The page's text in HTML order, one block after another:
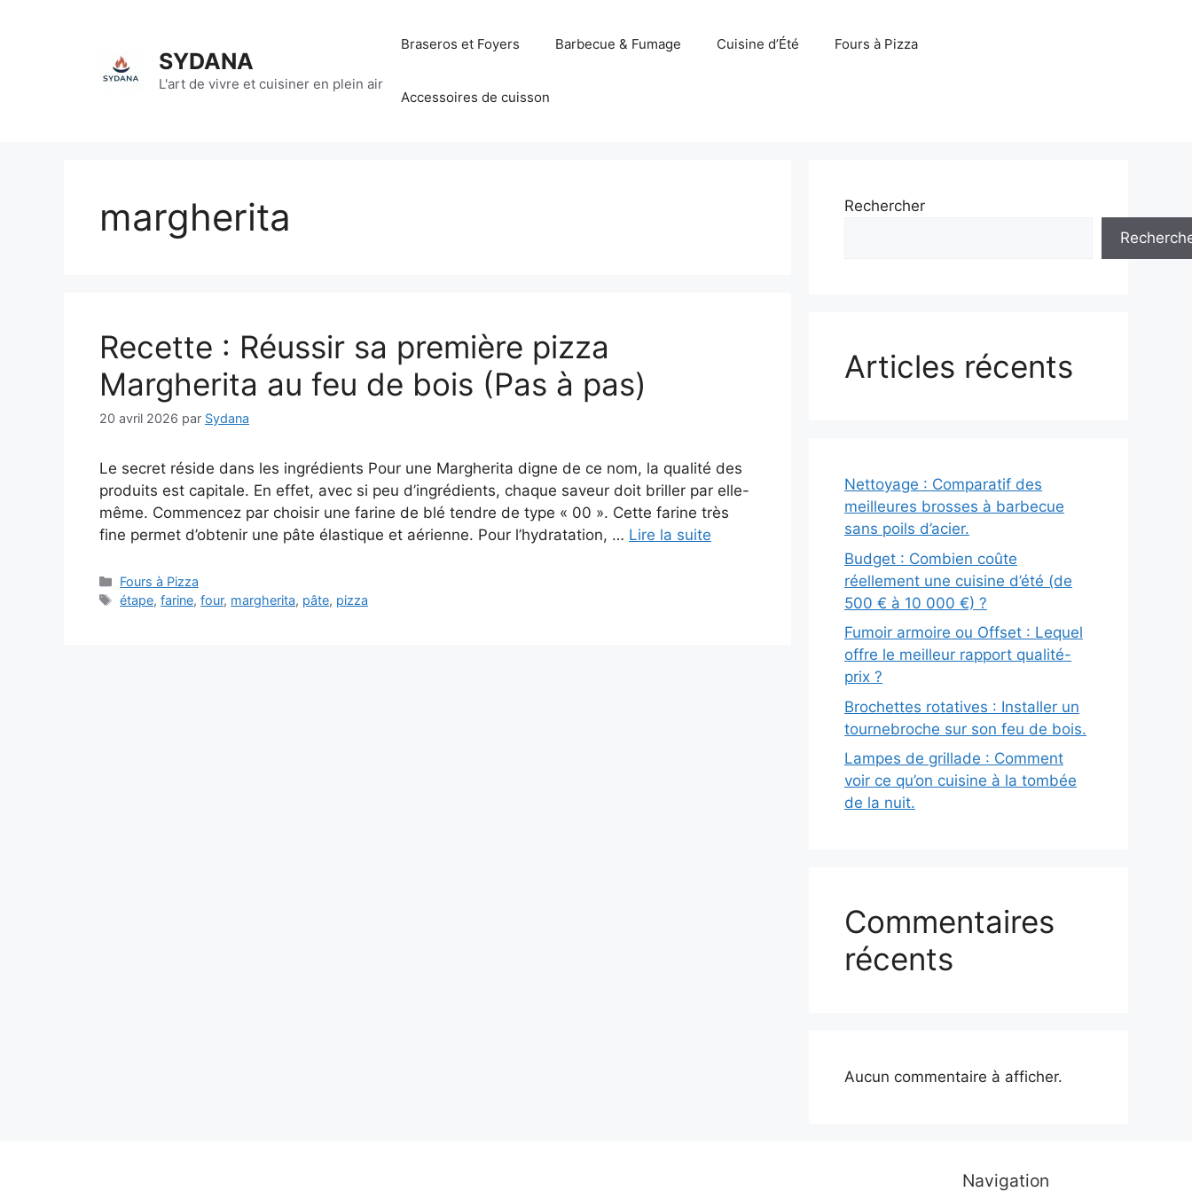
SYDANA
L'art de vivre et cuisiner en plein air
Braseros et Foyers Barbecue & Fumage Cuisine d’Été Fours à Pizza
Accessoires de cuisson
margherita
Recette : Réussir sa première pizza
Margherita au feu de bois (Pas à pas)
20 avril 2026 par Sydana
Le secret réside dans les ingrédients Pour une Margherita digne de ce nom, la qualité des
produits est capitale. En effet, avec si peu d’ingrédients, chaque saveur doit briller par elle-
même. Commencez par choisir une farine de blé tendre de type « 00 ». Cette farine très
fine permet d’obtenir une pâte élastique et aérienne. Pour l’hydratation, … Lire la suite
Catégories
Fours à Pizza
Étiquettes
étape,farine,four, margherita, pâte, pizza
Rechercher
Articles récents
Nettoyage : Comparatif des
meilleures brosses à barbecue
sans poils d’acier.
Budget : Combien coûte
réellement une cuisine d’été (de
500 € à 10 000 €) ?
Fumoir armoire ou Offset : Lequel
offre le meilleur rapport qualité-
prix ?
Brochettes rotatives : Installer un
tournebroche sur son feu de bois.
Lampes de grillade : Comment
voir ce qu’on cuisine à la tombée
de la nuit.
Commentaires
récents
Aucun commentaire à afficher.
Navigation